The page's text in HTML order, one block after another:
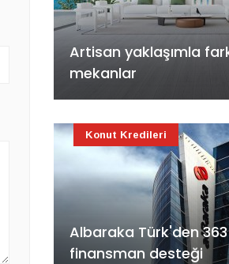
Artisan yaklaşımla
mekanlar
Albaraka Türk'den 363
finansman desteği
Konut Kredileri